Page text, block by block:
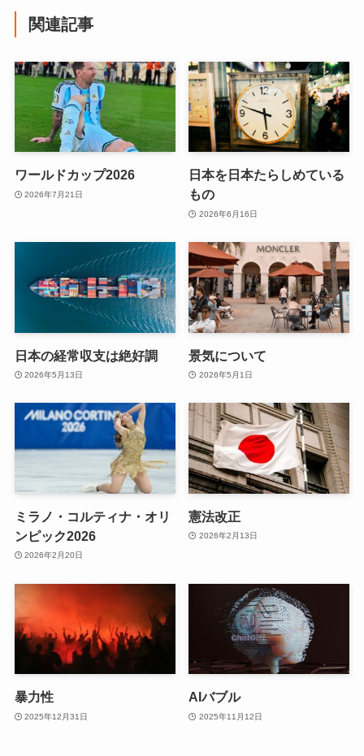
関連記事
ワールドカップ2026
2026年7月21日
日本を日本たらしめている
もの
2026年6月16日
日本の経常収支は絶好調
2026年5月13日
景気について
2026年5月1日
ミラノ・コルティナ・オリ
ンピック2026
2026年2月20日
憲法改正
2026年2月13日
暴力性
2025年12月31日
AIバブル
2025年11月12日